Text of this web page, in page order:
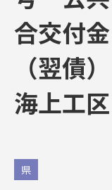
合交付
（翌債
海上工
県